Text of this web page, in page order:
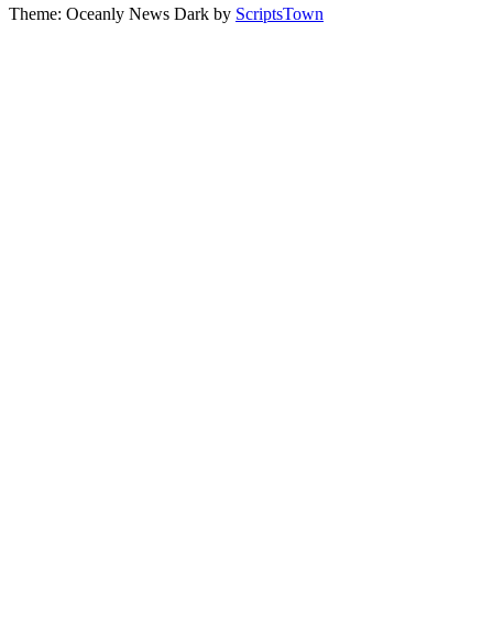
Theme: Oceanly News Dark by ScriptsTown